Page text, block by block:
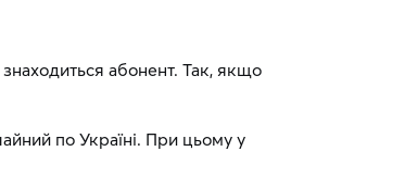
абонент. Так, якщо
по Україні. При цьому у